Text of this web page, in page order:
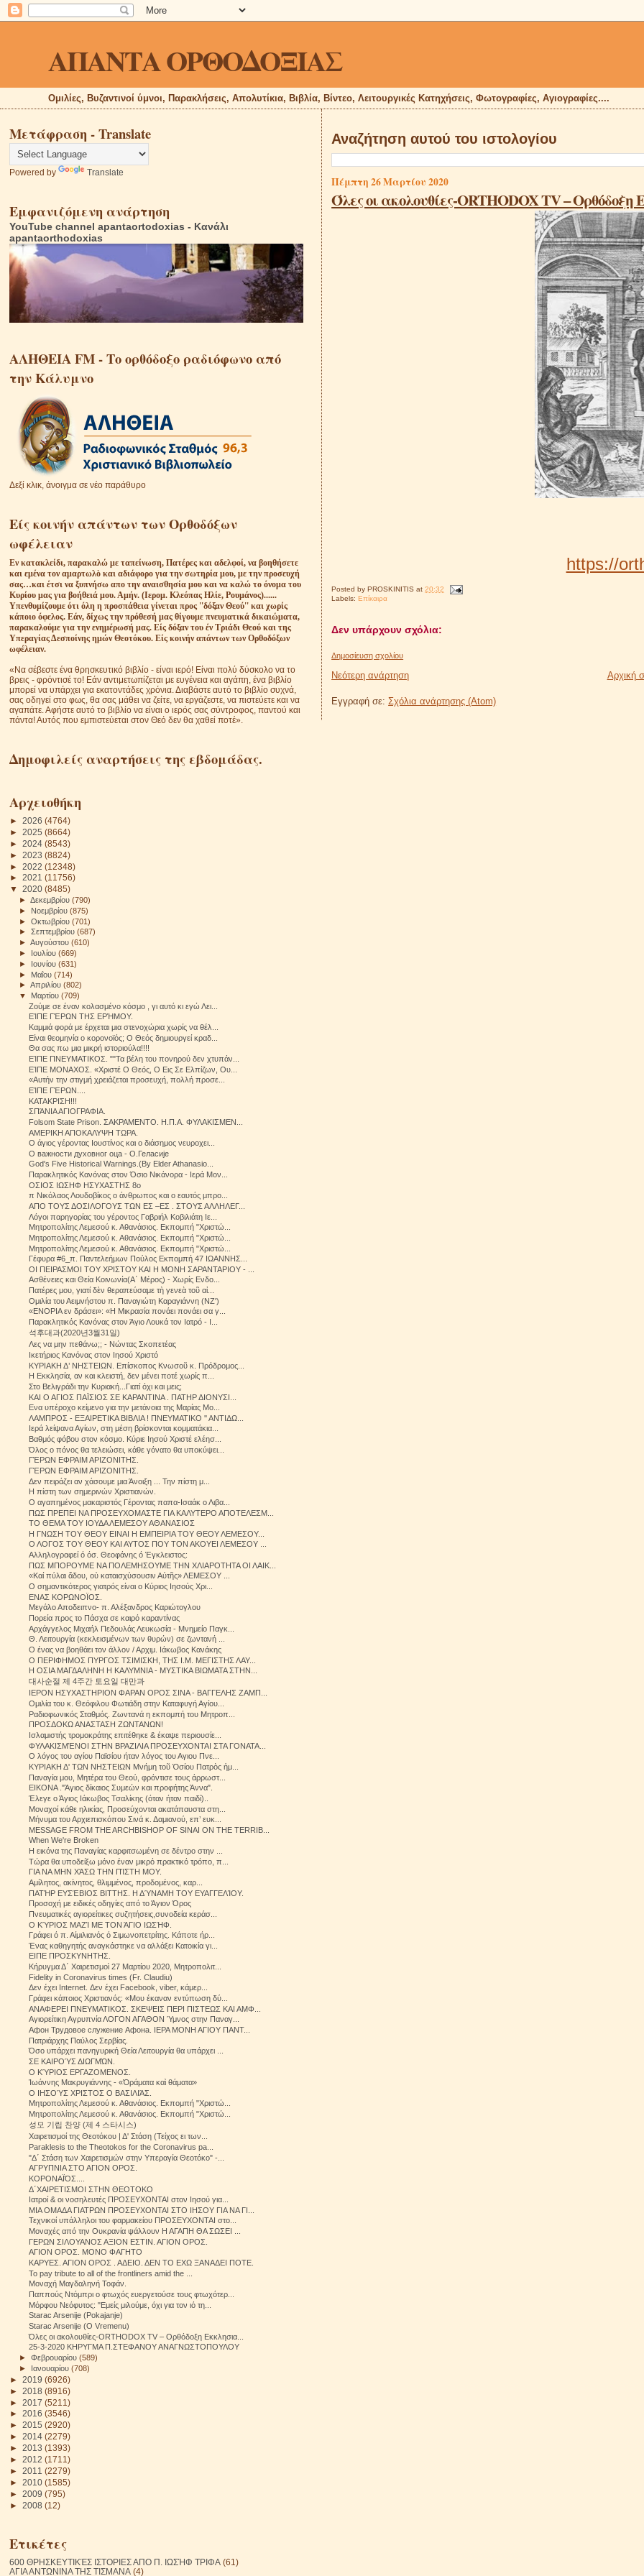
ΑΠΑΝΤΑ ΟΡΘΟΔΟΞΙΑΣ
Ομιλίες, Βυζαντινοί ύμνοι, Παρακλήσεις, Απολυτίκια, Βιβλία, Βίντεο, Λειτουργικές Κατηχήσεις, Φωτογραφίες, Αγιογραφίες....
Αναζήτηση αυτού του ιστολογίου
Πέμπτη 26 Μαρτίου 2020
Όλες οι ακολουθίες-ORTHODOX TV –
https://
Posted byPROSKINITIS at20:32
Labels:Επίκαιρα
Δεν υπάρχουν σχόλια:
Δημοσίευση σχολίου
Νεότερη ανάρτηση Αρχική
Εγγραφή σε:Σχόλια ανάρτησης (Atom)
Μετάφραση - Translate
Powered by Translate
Εμφανιζόμενη ανάρτηση
YouTube channel apantaortodoxias - Κανάλι
apantaorthodoxias
ΑΛΗΘΕΙΑ FM - Το ορθόδοξο ραδιόφωνο από
την Κάλυμνο
Δεξί κλικ, άνοιγμα σε νέο παράθυρο
Είς κοινήν απάντων των Ορθοδόξων
ωφέλειαν
Eν κατακλείδι, παρακαλώ με ταπείνωση, Πατέρες και αδελφοί, να βοηθήσετε
και εμένα τον αμαρτωλὸ και αδιάφορο για την σωτηρία μου, με την προσευχή
σας…και έτσι να ξυπνήσω απο την αναισθησία μου και να καλώ το όνομα του
Κυρίου μας για βοήθειά μου. Αμήν. (Ιερομ. Κλεόπας Ηλίε, Ρουμάνος)......
Υπενθυμίζουμε ότι όλη η προσπάθεια γίνεται προς ''δόξαν Θεού'' και χωρίς
κάποιο όφελος. Εάν, δίχως την πρόθεσή μας θίγουμε πνευματικά δικαιώματα,
παρακαλούμε για την ενημέρωσή μας. Είς δόξαν του έν Τριάδι Θεού και της
Υπεραγίας Δεσποίνης ημών Θεοτόκου. Είς κοινήν απάντων των Ορθοδόξων
ωφέλειαν.
«Να σέβεστε ένα θρησκευτικό βιβλίο - είναι ιερό! Είναι πολύ δύσκολο να το
βρεις - φρόντισέ το! Εάν αντιμετωπίζεται με ευγένεια και αγάπη, ένα βιβλίο
μπορεί να υπάρχει για εκατοντάδες χρόνια. Διαβάστε αυτό το βιβλίο συχνά,
σας οδηγεί στο φως, θα σας μάθει να ζείτε, να εργάζεστε, να πιστεύετε και να
αγαπάτε. Αφήστε αυτό το βιβλίο να είναι ο ιερός σας σύντροφος, παντού και
πάντα! Αυτός που εμπιστεύεται στον Θεό δεν θα χαθεί ποτέ».
Δημοφιλείς αναρτήσεις της εβδομάδας.
Αρχειοθήκη
► 2026 (4764)
► 2025 (8664)
► 2024 (8543)
► 2023 (8824)
► 2022 (12348)
► 2021 (11756)
▼ 2020 (8485)
►Δεκεμβρίου(790)
► Νοεμβρίου(875)
►Οκτωβρίου(701)
►Σεπτεμβρίου(687)
►Αυγούστου(610)
► Ιουλίου(669)
► Ιουνίου(631)
► Μαΐου(714)
►Απριλίου(802)
▼ Μαρτίου(709)
Ζούμε σε έναν κολασμένο κόσμο , γι αυτό κι εγώ Λει...
ΕΊΠΕ ΓΈΡΩΝ ΤΗΣ ΕΡΉΜΟΥ.
Καμμιά φορά με έρχεται μια στενοχώρια χωρίς να θέλ...
Είναι θεομηνία ο κορονοϊός; Ο Θεός δημιουργεί κραδ...
Θα σας πω μια μικρή ιστοριούλα!!!!
ΕΊΠΕ ΠΝΕΥΜΑΤΙΚΟΣ. ""Τα βέλη του πονηρού δεν χτυπάν...
ΕΊΠΕ ΜΟΝΑΧΟΣ. «Χριστέ Ο Θεός, Ο Εις Σε Ελπίζων, Ου...
«Αυτήν την στιγμή χρειάζεται προσευχή, πολλή προσε...
ΕΊΠΕ ΓΈΡΩΝ....
ΚΑΤΑΚΡΙΣΗ!!!
ΣΠΆΝΙΑ ΑΓΙΟΓΡΑΦΙΑ.
Folsom State Prison. ΣΑΚΡΑΜΕΝΤΟ. Η.Π.Α. ΦΥΛΑΚΙΣΜΕΝ...
ΑΜΕΡΙΚΗ ΑΠΟΚΑΛΥΨΗ ΤΩΡΑ.
Ο άγιος γέροντας Ιουστίνος και ο διάσημος νευροχει...
О важности духовног оца - О.Геласије
God's Five Historical Warnings.(By Elder Athanasio...
Παρακλητικός Κανόνας στον Όσιο Νικάνορα - Ιερά Μον...
ΟΣΙΟΣ ΙΩΣΗΦ ΗΣΥΧΑΣΤΗΣ 8ο
π Νικόλαος Λουδοβίκος ο άνθρωπος και ο εαυτός μπρο...
ΑΠΟ ΤΟΥΣ ΔΟΣΙΛΟΓΟΥΣ ΤΩΝ ΕΣ –ΕΣ . ΣΤΟΥΣ ΑΛΛΗΛΕΓ...
Λόγοι παρηγορίας του γέροντος Γαβριήλ Κοβιλιάτη Ιε...
Μητροπολίτης Λεμεσού κ. Αθανάσιος. Εκπομπή "Χριστώ...
Μητροπολίτης Λεμεσού κ. Αθανάσιος. Εκπομπή "Χριστώ...
Μητροπολίτης Λεμεσού κ. Αθανάσιος. Εκπομπή "Χριστώ...
Γέφυρα #6_π. Παντελεήμων Πούλος Εκπομπή 47 ΙΩΑΝΝΗΣ...
ΟΙ ΠΕΙΡΑΣΜΟΙ ΤΟΥ ΧΡΙΣΤΟΥ ΚΑΙ Η ΜΟΝΗ ΣΑΡΑΝΤΑΡΙΟΥ - ...
Ασθένειες και Θεία Κοινωνία(Α΄ Μέρος) - Χωρίς Ενδο...
Πατέρες μου, γιατί δὲν θεραπεύσαμε τὴ γενεὰ τοῦ αἰ...
Ομιλία του Αειμνήστου π. Παναγιώτη Καραγιάννη (ΝΖ')
«ΕΝΟΡΙΑ εν δράσει»: «Η Μικρασία πονάει πονάει σα γ...
Παρακλητικός Κανόνας στον Άγιο Λουκά τον Ιατρό - Ι...
석후대과(2020년3월31일)
Λες να μην πεθάνω;; - Νώντας Σκοπετέας
Iκετήριος Κανόνας στον Ιησού Χριστό
ΚΥΡΙΑΚΗ Δ’ ΝΗΣΤΕΙΩΝ. Επίσκοπος Κνωσοῦ κ. Πρόδρομος...
Η Εκκλησία, αν και κλειστή, δεν μένει ποτέ χωρίς π...
Στο Βελιγράδι την Κυριακή...Γιατί όχι και μεις;
ΚΑΙ Ο ΑΓΙΟΣ ΠΑΪΣΙΟΣ ΣΕ ΚΑΡΑΝΤΙΝΑ . ΠΑΤΗΡ ΔΙΟΝΥΣΙ...
Ενα υπέροχο κείμενο για την μετάνοια της Μαρίας Μο...
ΛΑΜΠΡΟΣ - ΕΞΑΙΡΕΤΙΚΑ ΒΙΒΛΙΑ ! ΠΝΕΥΜΑΤΙΚΟ '' ΑΝΤΙΔΩ...
Ιερά λείψανα Αγίων, στη μέση βρίσκονται κομματάκια...
Βαθμός φόβου στον κόσμο. Κύριε Ιησού Χριστέ ελέησ...
Όλος ο πόνος θα τελειώσει, κάθε γόνατο θα υποκύψει...
ΓΈΡΩΝ ΕΦΡΑΙΜ ΑΡΙΖΟΝΙΤΗΣ.
ΓΈΡΩΝ ΕΦΡΑΙΜ ΑΡΙΖΟΝΙΤΗΣ.
Δεν πειράζει αν χάσουμε μια Άνοιξη ... Την πίστη μ...
Η πίστη των σημερινών Χριστιανών.
Ο αγαπημένος μακαριστός Γέροντας παπα-Ισαάκ ο Λιβα...
ΠΩΣ ΠΡΕΠΕΙ ΝΑ ΠΡΟΣΕΥΧΟΜΑΣΤΕ ΓΙΑ ΚΑΛΥΤΕΡΟ ΑΠΟΤΕΛΕΣΜ...
ΤΟ ΘΕΜΑ ΤΟΥ ΙΟΥΔΑ ΛΕΜΕΣΟΥ ΑΘΑΝΑΣΙΟΣ
Η ΓΝΩΣΗ ΤΟΥ ΘΕΟΥ ΕΙΝΑΙ Η ΕΜΠΕΙΡΙΑ ΤΟΥ ΘΕΟΥ ΛΕΜΕΣΟΥ...
Ο ΛΟΓΟΣ ΤΟΥ ΘΕΟΥ ΚΑΙ ΑΥΤΟΣ ΠΟΥ ΤΟΝ ΑΚΟΥΕΙ ΛΕΜΕΣΟΥ ...
Αλληλογραφεί ό όσ. Θεοφάνης ό Έγκλειστος:
ΠΩΣ ΜΠΟΡΟΥΜΕ ΝΑ ΠΟΛΕΜΗΣΟΥΜΕ ΤΗΝ ΧΛΙΑΡΟΤΗΤΑ ΟΙ ΛΑΙΚ...
«Καί πύλαι ἅδου, οὐ καταισχύσουσιν Αὐτῆς» ΛΕΜΕΣΟΥ ...
Ο σημαντικότερος γιατρός είναι ο Κύριος Ιησούς Χρι...
ΕΝΑΣ ΚΟΡΩΝΟΪΟΣ.
Μεγάλο Αποδειπνο- π. Αλέξανδρος Καριώτογλου
Πορεία προς το Πάσχα σε καιρό καραντίνας
Αρχάγγελος Μιχαήλ Πεδουλάς Λευκωσία - Μνημείο Παγκ...
Θ. Λειτουργία (κεκλεισμένων των θυρών) σε ζωντανή ...
Ο ένας να βοηθάει τον άλλον / Αρχιμ. Ιάκωβος Κανάκης
Ο ΠΕΡΙΦΗΜΟΣ ΠΥΡΓΟΣ ΤΣΙΜΙΣΚΗ, ΤΗΣ Ι.Μ. ΜΕΓΙΣΤΗΣ ΛΑΥ...
Η ΟΣΙΑ ΜΑΓΔΑΛΗΝΗ Η ΚΑΛΥΜΝΙΑ - ΜΥΣΤΙΚΑ ΒΙΩΜΑΤΑ ΣΤΗΝ...
대사순절 제 4주간 토요일 대만과
ΙΕΡΟΝ ΗΣΥΧΑΣΤΗΡΙΟΝ ΦΑΡΑΝ ΟΡΟΣ ΣΙΝΑ - ΒΑΓΓΕΛΗΣ ΖΑΜΠ...
Ομιλία του κ. Θεόφιλου Φωτιάδη στην Καταφυγή Αγίου...
Ραδιοφωνικός Σταθμός. Ζωντανά η εκπομπή του Μητροπ...
ΠΡΟΣΔΟΚΩ ΑΝΑΣΤΑΣΗ ΖΩΝΤΑΝΩΝ!
Ισλαμιστής τρομοκράτης επιτέθηκε & έκαψε περιουσίε...
ΦΥΛΑΚΙΣΜΈΝΟΙ ΣΤΗΝ ΒΡΑΖΙΛΙΑ ΠΡΟΣΕΥΧΟΝΤΑΙ ΣΤΑ ΓΟΝΑΤΑ...
Ο λόγος του αγίου Παϊσίου ήταν λόγος του Αγιου Πνε...
ΚΥΡΙΑΚΗ Δ' ΤΩΝ ΝΗΣΤΕΙΩΝ Μνήμη τοῦ Ὁσίου Πατρὸς ἡμ...
Παναγία μου, Μητέρα του Θεού, φρόντισε τους άρρωστ...
ΕΙΚΟΝΑ ."Άγιος δίκαιος Συμεών και προφήτης Άννα".
Έλεγε ο Άγιος Ιάκωβος Τσαλίκης (όταν ήταν παιδί)..
Μοναχοί κάθε ηλικίας, Προσεύχονται ακατάπαυστα στη...
Μήνυμα του Αρχιεπισκόπου Σινά κ. Δαμιανού, επ’ ευκ...
MESSAGE FROM THE ARCHBISHOP OF SINAI ON THE TERRIB...
When We're Broken
Η εικόνα της Παναγίας καρφιτσωμένη σε δέντρο στην ...
Τώρα θα υποδείξω μόνο έναν μικρό πρακτικό τρόπο, π...
ΓΙΑ ΝΑ ΜΗΝ ΧΆΣΩ ΤΗΝ ΠΊΣΤΗ ΜΟΥ.
Αμίλητος, ακίνητος, θλιμμένος, προδομένος, καρ...
ΠΑΤΉΡ ΕΥΣΈΒΙΟΣ ΒΙΤΤΗΣ. Η ΔΎΝΑΜΗ ΤΟΥ ΕΥΑΓΓΕΛΊΟΥ.
Προσοχή με ειδικές οδηγίες από το Άγιον Όρος
Πνευματικές αγιορείτικες συζητήσεις,συνοδεία κεράσ...
Ο ΚΎΡΙΟΣ ΜΑΖΊ ΜΕ ΤΟΝ ΆΓΙΟ ΙΩΣΉΦ.
Γράφει ό π. Αίμιλιανός ό Σιμωνοπετρίτης. Κάποτε ήρ...
Ένας καθηγητής αναγκάστηκε να αλλάξει Κατοικία γι...
ΕΙΠΕ ΠΡΟΣΚΥΝΗΤΗΣ.
Κήρυγμα Δ΄ Χαιρετισμοὶ 27 Μαρτίου 2020, Μητροπολιτ...
Fidelity in Coronavirus times (Fr. Claudiu)
Δεν έχει Internet. Δεν έχει Facebook, viber, κάμερ...
Γράφει κάποιος Χριστιανός: «Μου έκαναν εντύπωση δύ...
ΑΝΑΦΕΡΕΙ ΠΝΕΥΜΑΤΙΚΟΣ. ΣΚΕΨΕΙΣ ΠΕΡΙ ΠΙΣΤΕΩΣ ΚΑΙ ΑΜΦ...
Αγιορείτικη Αγρυπνία ΛΟΓΟΝ ΑΓΑΘΟΝ Ύμνος στην Παναγ...
Афон Трудовое служение Афона. ΙΕΡΑ ΜΟΝΗ ΑΓΙΟΥ ΠΑΝΤ...
Πατριάρχης Παύλος Σερβίας.
Όσο υπάρχει πανηγυρική Θεία Λειτουργία θα υπάρχει ...
ΣΕ ΚΑΙΡΟΎΣ ΔΙΩΓΜΏΝ.
Ο ΚΎΡΙΟΣ ΕΡΓΑΖΟΜΕΝΟΣ.
Ἰωάννης Μακρυγιάννης - «Ὁράματα καὶ θάματα»
Ο ΙΗΣΟΎΣ ΧΡΙΣΤΟΣ Ο ΒΑΣΙΛΙΆΣ.
Μητροπολίτης Λεμεσού κ. Αθανάσιος. Εκπομπή "Χριστώ...
Μητροπολίτης Λεμεσού κ. Αθανάσιος. Εκπομπή "Χριστώ...
성모 기립 찬양 (제 4 스타시스)
Χαιρετισμοί της Θεοτόκου | Δ' Στάση (Τείχος ει των...
Paraklesis to the Theotokos for the Coronavirus pa...
"Δ΄ Στάση των Χαιρετισμών στην Υπεραγία Θεοτόκο" -...
ΑΓΡΥΠΝΙΑ ΣΤΟ ΑΓΙΟΝ ΟΡΟΣ.
ΚΟΡΟΝΑΪΌΣ....
Δ΄ΧΑΙΡΕΤΙΣΜΟΙ ΣΤΗΝ ΘΕΟΤΟΚΟ
Ιατροί & οι νοσηλευτές ΠΡΟΣΕΥΧΟΝΤΑΙ στον Ιησού για...
ΜΙΑ ΟΜΑΔΑ ΓΙΑΤΡΩΝ ΠΡΟΣEYXONTAI ΣΤΟ ΙΗΣΟΥ ΓΙΑ ΝΑ ΓΙ...
Τεχνικοί υπάλληλοι του φαρμακείου ΠΡΟΣΕΥΧΟΝΤΑΙ στο...
Μοναχές από την Ουκρανία ψάλλουν Η ΑΓΑΠΗ ΘΑ ΣΩΣΕΙ ...
ΓΕΡΩΝ ΣΙΛΟΥΑΝΟΣ ΑΞΙΟΝ ΕΣΤΙΝ. ΑΓΙΟΝ ΟΡΟΣ.
ΑΓΙΟΝ ΟΡΟΣ. ΜΟΝΟ ΦΑΓΗΤΟ
ΚΑΡΥΕΣ. ΑΓΙΟΝ ΟΡΟΣ . ΑΔΕΙΟ. ΔΕΝ ΤΟ ΕΧΩ ΞΑΝΑΔΕΙ ΠΟΤΕ.
To pay tribute to all of the frontliners amid the ...
Μοναχή Μαγδαληνή Τοφάν.
Παππούς Ντόμπρι ο φτωχός ευεργετούσε τους φτωχότερ...
Μόρφου Νεόφυτος: "Εμείς μιλούμε, όχι για τον ιό τη...
Starac Arsenije (Pokajanje)
Starac Arsenije (O Vremenu)
Όλες οι ακολουθίες-ORTHODOX TV – Ορθόδοξη Εκκλησια...
25-3-2020 ΚΗΡΥΓΜΑ Π.ΣΤΕΦΑΝΟΥ ΑΝΑΓΝΩΣΤΟΠΟΥΛΟΥ
►Φεβρουαρίου(589)
► Ιανουαρίου(708)
► 2019 (6926)
► 2018 (8916)
► 2017 (5211)
► 2016 (3546)
► 2015 (2920)
► 2014 (2279)
► 2013 (1393)
► 2012 (1711)
► 2011 (2279)
► 2010 (1585)
► 2009 (795)
► 2008 (12)
Ετικέτες
600 ΘΡΗΣΚΕΥΤΙΚΈΣ ΙΣΤΟΡΙΕΣ ΑΠΟ Π. ΙΩΣΉΦ ΤΡΙΦΑ (61)
ΑΓΙΑ ΑΝΤΩΝΙΝΑ ΤΗΣ ΤΙΣΜΑΝΑ (4)